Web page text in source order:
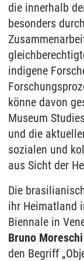
die innerhalb
besonders
indigene
könne davon
Museum
und die
sozialen und
aus Sicht der
Die
ihr Heimatland
Biennale in
Bruno Moreschi
den Begriff